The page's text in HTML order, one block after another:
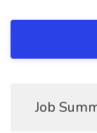
Job